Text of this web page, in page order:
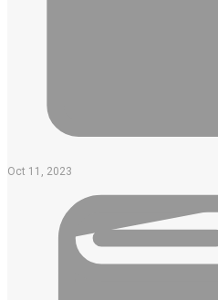
Oct 11, 2023